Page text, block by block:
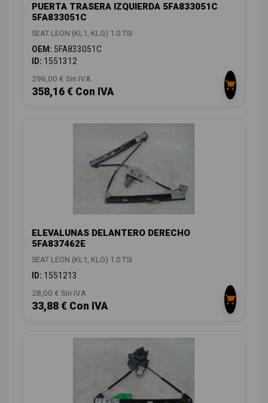
PUERTA TRASERA IZQUIERDA 5FA833051C
5FA833051C
SEAT LEON (KL1, KLG) 1.0 TSI
OEM: 5FA833051C
ID: 1551312
296,00 € Sin IVA
358,16 € Con IVA
ELEVALUNAS DELANTERO DERECHO
5FA837462E
SEAT LEON (KL1, KLG) 1.0 TSI
ID: 1551213
28,00 € Sin IVA
33,88 € Con IVA